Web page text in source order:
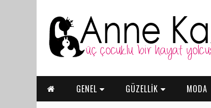
GENEL GÜZELLİK MODA